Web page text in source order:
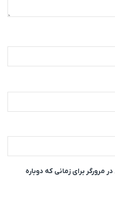
مرورگر برای زمانی که دوباره